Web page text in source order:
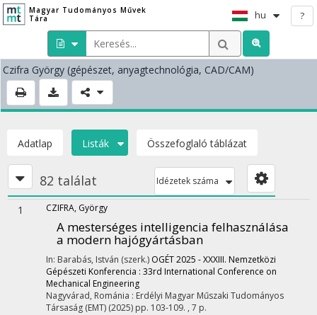
Magyar Tudományos Művek
Tára
hu ?
Czifra György (gépészet, anyagtechnológia, CAD/CAM)
Adatlap Listák Összefoglaló táblázat
82 találat Idézetek száma
1 CZIFRA, György
A mesterséges intelligencia felhasználása
a modern hajógyártásban
In: Barabás, István (szerk.) OGÉT 2025 - XXXIII. Nemzetközi
Gépészeti Konferencia : 33rd International Conference on
Mechanical Engineering
Nagyvárad, Románia : Erdélyi Magyar Műszaki Tudományos
Társaság (EMT) (2025) pp. 103-109. , 7 p.